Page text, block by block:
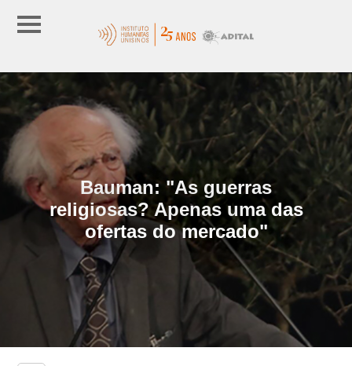
Bauman: "As guerras
religiosas? Apenas uma das
ofertas do mercado"